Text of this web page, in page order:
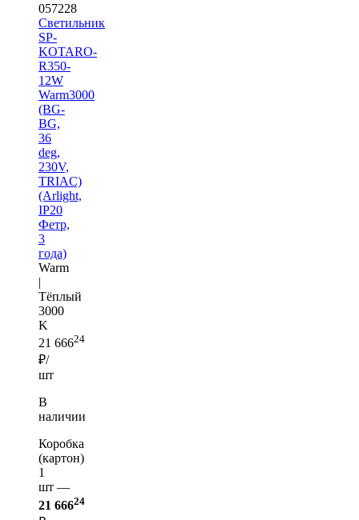
057228
Светильник
SP-
KOTARO-
R350-
12W
Warm3000
(BG-
BG,
36
deg,
230V,
TRIAC)
(Arlight,
IP20
Фетр,
3
года)
Warm
|
Тёплый
3000
K
21 66624
₽/
шт
В
наличии
Коробка
(картон)
1
шт —
21 66624